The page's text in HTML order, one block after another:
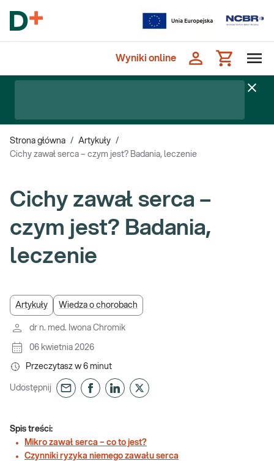
Wyniki online
Strona główna / Artykuły /
Cichy zawał serca – czym jest? Badania, leczenie
Cichy zawał serca –
czym jest? Badania,
leczenie
Artykuły Wiedza o chorobach
dr n. med. Iwona Chromik
06 kwietnia 2026
Przeczytasz w 6 minut
Udostępnij
Spis treści:
Mikro zawał serca – co to jest?
Czynniki ryzyka niemego zawału serca